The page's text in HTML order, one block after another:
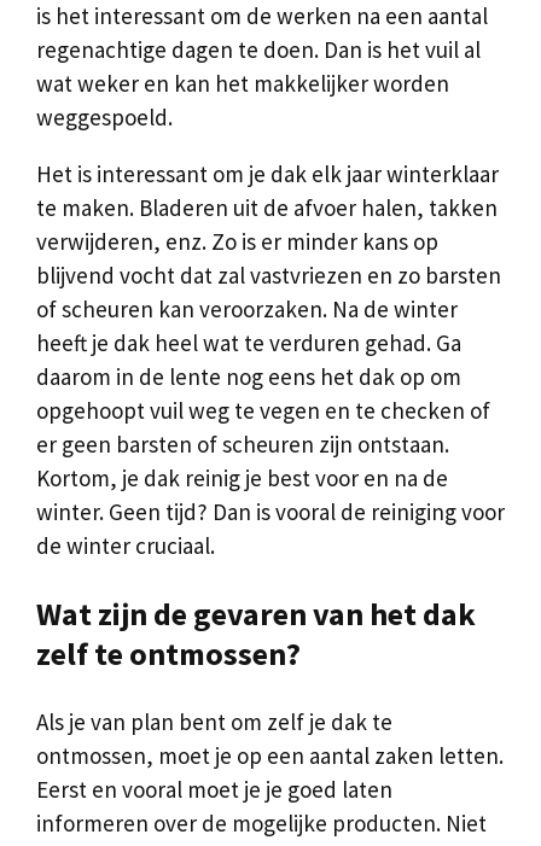
is het interessant om de werken na een aantal
regenachtige dagen te doen. Dan is het vuil al
wat weker en kan het makkelijker worden
weggespoeld.
Het is interessant om je dak elk jaar winterklaar
te maken. Bladeren uit de afvoer halen, takken
verwijderen, enz. Zo is er minder kans op
blijvend vocht dat zal vastvriezen en zo barsten
of scheuren kan veroorzaken. Na de winter
heeft je dak heel wat te verduren gehad. Ga
daarom in de lente nog eens het dak op om
opgehoopt vuil weg te vegen en te checken of
er geen barsten of scheuren zijn ontstaan.
Kortom, je dak reinig je best voor en na de
winter. Geen tijd? Dan is vooral de reiniging voor
de winter cruciaal.
Wat zijn de gevaren van het dak
zelf te ontmossen?
Als je van plan bent om zelf je dak te
ontmossen, moet je op een aantal zaken letten.
Eerst en vooral moet je je goed laten
informeren over de mogelijke producten. Niet